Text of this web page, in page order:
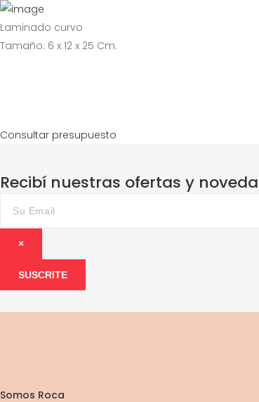
Laminado curvo
Tamaño: 6 x 12 x 25 Cm.
Consultar presupuesto
Recibí nuestras ofertas y
×
SUSCRITE
Somos Roca